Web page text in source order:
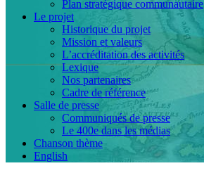
Plan stratégique communautaire
Le projet
Historique du projet
Mission et valeurs
L’accréditation des activités
Lexique
Nos partenaires
Cadre de référence
Salle de presse
Communiqués de presse
Le 400e dans les médias
Chanson thème
English